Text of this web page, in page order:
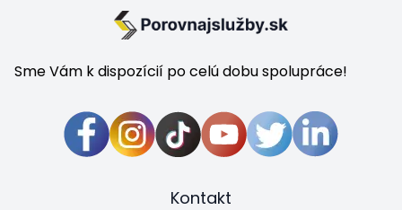
Sme Vám k dispozícií po celú dobu spolupráce!
Kontakt